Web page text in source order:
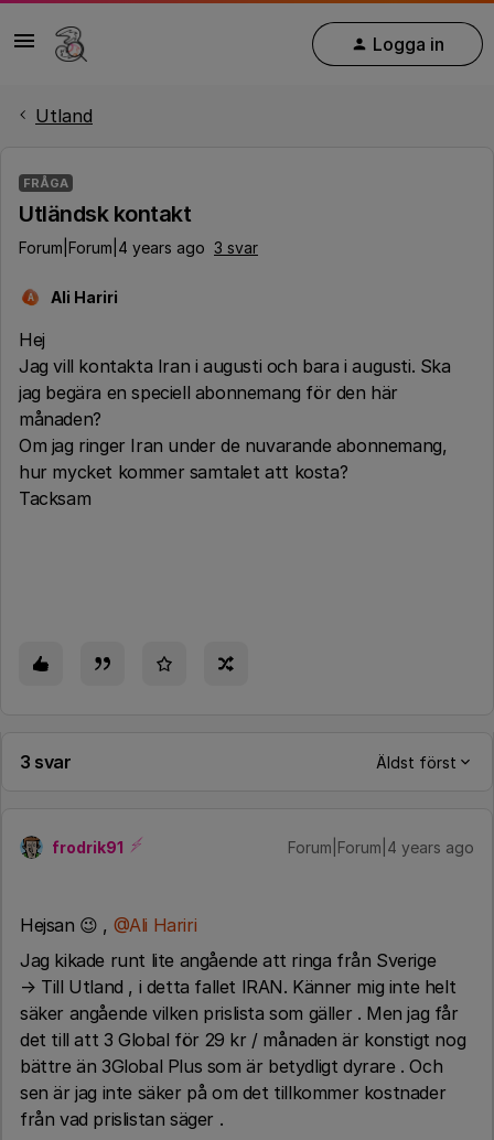
Logga in
Utland
FRÅGA
Utländsk kontakt
Forum|Forum|4 years ago 3 svar
A Ali Hariri
Hej
Jag vill kontakta Iran i augusti och bara i augusti. Ska
jag begära en speciell abonnemang för den här
månaden?
Om jag ringer Iran under de nuvarande abonnemang,
hur mycket kommer samtalet att kosta?
Tacksam
3 svar Äldst först
frodrik91 Forum|Forum|4 years ago
Hejsan 😉 , @Ali Hariri
Jag kikade runt lite angående att ringa från Sverige
→ Till Utland , i detta fallet IRAN. Känner mig inte helt
säker angående vilken prislista som gäller . Men jag får
det till att 3 Global för 29 kr / månaden är konstigt nog
bättre än 3Global Plus som är betydligt dyrare . Och
sen är jag inte säker på om det tillkommer kostnader
från vad prislistan säger .